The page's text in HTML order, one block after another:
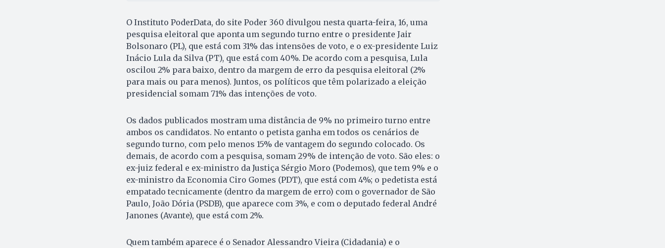
O Instituto PoderData, do site Poder 360 divulgou nesta quarta-feira, 16, uma
pesquisa eleitoral que aponta um segundo turno entre o presidente Jair
Bolsonaro (PL), que está com 31% das intensões de voto, e o ex-presidente Luiz
Inácio Lula da Silva (PT), que está com 40%. De acordo com a pesquisa, Lula
oscilou 2% para baixo, dentro da margem de erro da pesquisa eleitoral (2%
para mais ou para menos). Juntos, os políticos que têm polarizado a eleição
presidencial somam 71% das intenções de voto.
Os dados publicados mostram uma distância de 9% no primeiro turno entre
ambos os candidatos. No entanto o petista ganha em todos os cenários de
segundo turno, com pelo menos 15% de vantagem do segundo colocado. Os
demais, de acordo com a pesquisa, somam 29% de intenção de voto. São eles: o
ex-juiz federal e ex-ministro da Justiça Sérgio Moro (Podemos), que tem 9% e o
ex-ministro da Economia Ciro Gomes (PDT), que está com 4%; o pedetista está
empatado tecnicamente (dentro da margem de erro) com o governador de São
Paulo, João Dória (PSDB), que aparece com 3%, e com o deputado federal André
Janones (Avante), que está com 2%.
Quem também aparece é o Senador Alessandro Vieira (Cidadania) e o